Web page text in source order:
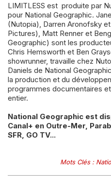
LIMITLESS est produite par
pour National Geographic.
(Nutopia), Darren Aronofsky
Pictures), Matt Renner et
Geographic) sont les
Chris Hemsworth et Ben
showrunner, travaille chez
Daniels de National
la production et du
programmes documentaires
entier.
National Geographic est
Canal+ en Outre-Mer,
SFR, GO TV...
Mots Clés: